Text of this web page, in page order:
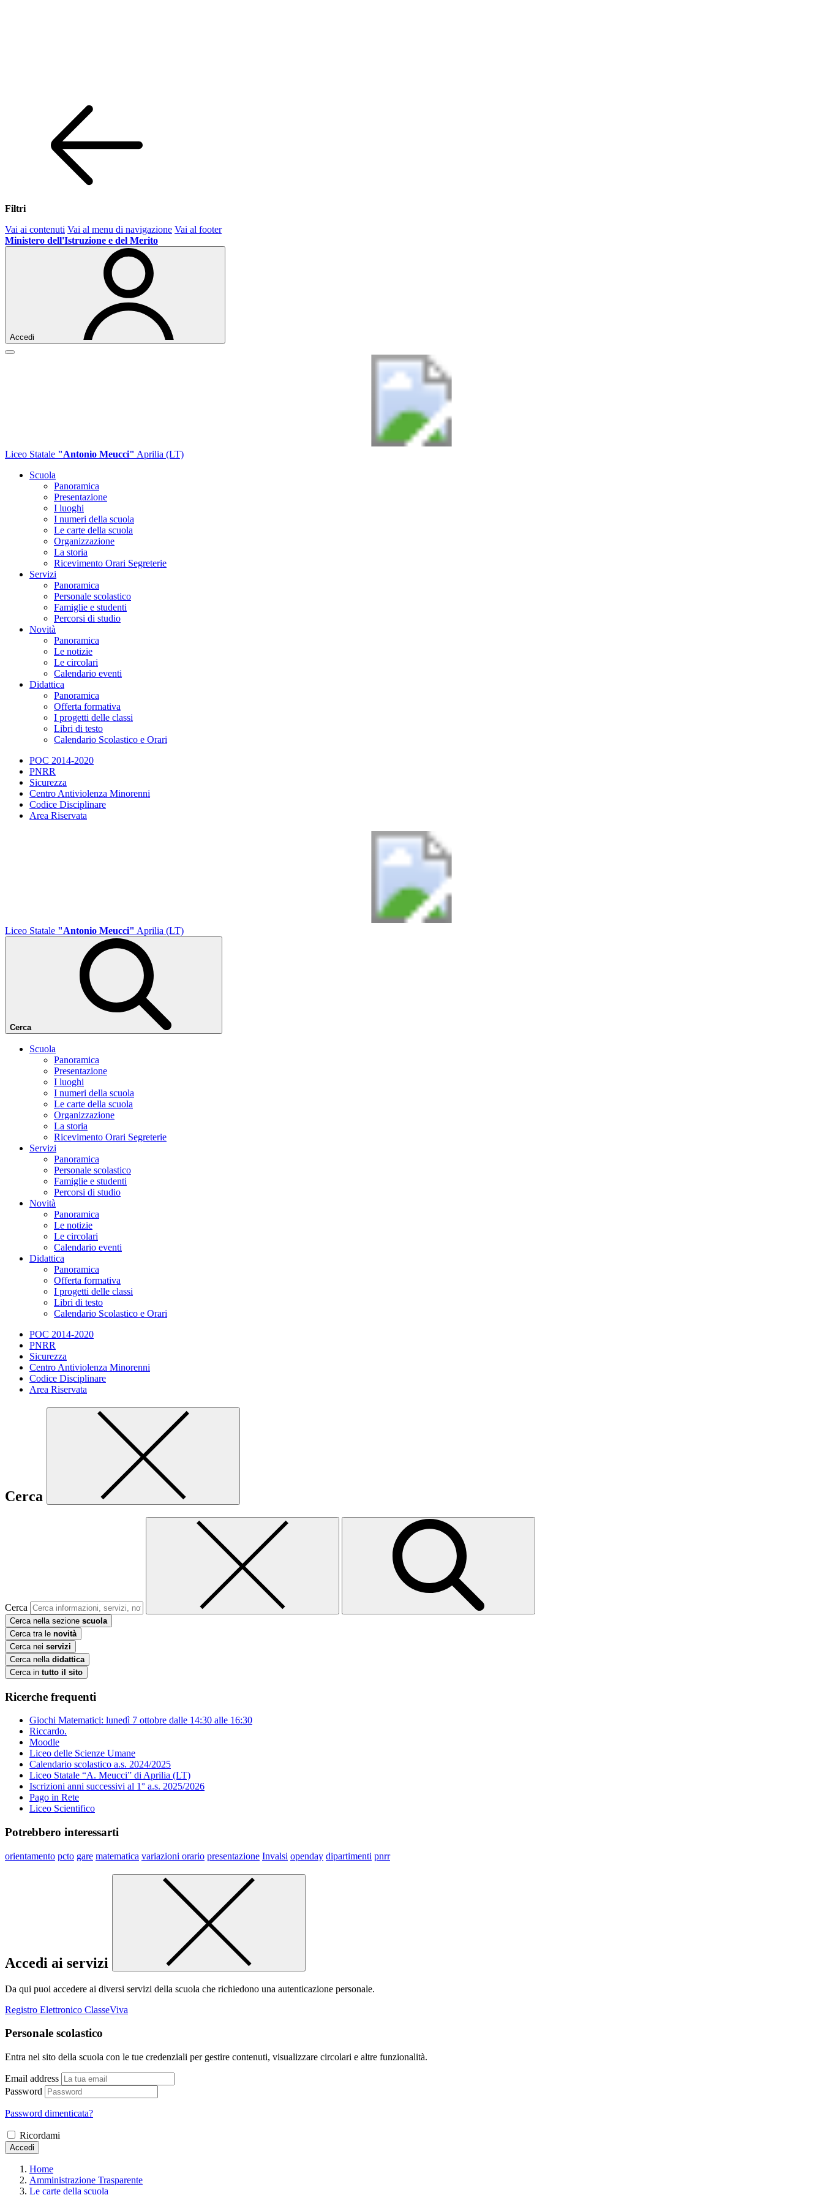
Filtri
Vai ai contenuti Vai al menu di navigazione Vai al footer
Ministero dell'Istruzione e del Merito
Accedi
Liceo Statale "Antonio Meucci" Aprilia (LT)
Scuola
Panoramica
Presentazione
I luoghi
I numeri della scuola
Le carte della scuola
Organizzazione
La storia
Ricevimento Orari Segreterie
Servizi
Panoramica
Personale scolastico
Famiglie e studenti
Percorsi di studio
Novità
Panoramica
Le notizie
Le circolari
Calendario eventi
Didattica
Panoramica
Offerta formativa
I progetti delle classi
Libri di testo
Calendario Scolastico e Orari
POC 2014-2020
PNRR
Sicurezza
Centro Antiviolenza Minorenni
Codice Disciplinare
Area Riservata
Liceo Statale "Antonio Meucci" Aprilia (LT)
Cerca
Scuola
Panoramica
Presentazione
I luoghi
I numeri della scuola
Le carte della scuola
Organizzazione
La storia
Ricevimento Orari Segreterie
Servizi
Panoramica
Personale scolastico
Famiglie e studenti
Percorsi di studio
Novità
Panoramica
Le notizie
Le circolari
Calendario eventi
Didattica
Panoramica
Offerta formativa
I progetti delle classi
Libri di testo
Calendario Scolastico e Orari
POC 2014-2020
PNRR
Sicurezza
Centro Antiviolenza Minorenni
Codice Disciplinare
Area Riservata
Cerca
Cerca
Cerca nella sezione scuola
Cerca tra le novità
Cerca nei servizi
Cerca nella didattica
Cerca in tutto il sito
Ricerche frequenti
Giochi Matematici: lunedì 7 ottobre dalle 14:30 alle 16:30
Riccardo.
Moodle
Liceo delle Scienze Umane
Calendario scolastico a.s. 2024/2025
Liceo Statale “A. Meucci” di Aprilia (LT)
Iscrizioni anni successivi al 1° a.s. 2025/2026
Pago in Rete
Liceo Scientifico
Potrebbero interessarti
orientamento pcto gare matematica variazioni orario presentazione Invalsi openday dipartimenti pnrr
Accedi ai servizi
Da qui puoi accedere ai diversi servizi della scuola che richiedono una autenticazione personale.
Registro Elettronico ClasseViva
Personale scolastico
Entra nel sito della scuola con le tue credenziali per gestire contenuti, visualizzare circolari e altre funzionalità.
Email address
Password
Password dimenticata?
Ricordami
Accedi
Home
Amministrazione Trasparente
Le carte della scuola